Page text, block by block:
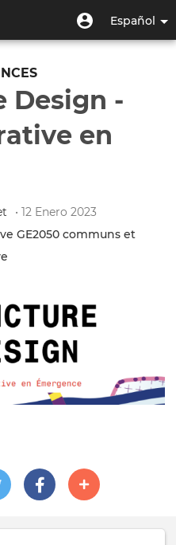
contenido
Español
Menú
de
Design -
en
• 12 Enero 2023
GE2050 communs et